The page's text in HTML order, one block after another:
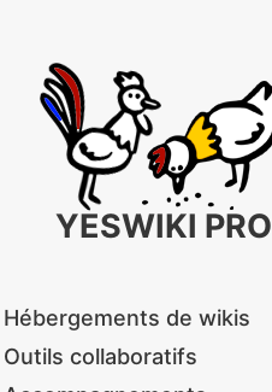
YESWIKI PRO
Hébergements de wikis
Outils collaboratifs